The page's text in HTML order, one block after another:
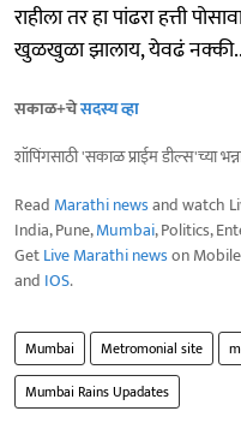
राहीला तर हा पांढरा हत्ती
खुळखुळा झालाय, येवढं नक्की..
सकाळ+चेसदस्य व्हा
शॉपिंगसाठी 'सकाळ प्राईम डील्स'च्या
Read Marathi newsand watch
India, Pune,Mumbai, Politics,
GetLive Marathi newson
and IOS.
Mumbai Metromonial site
Mumbai Rains Upadates